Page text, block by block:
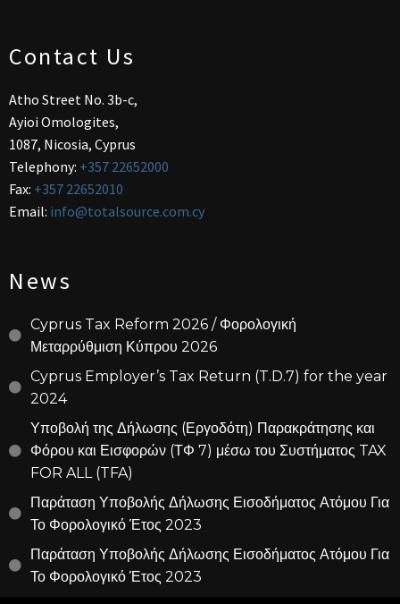
Contact Us
Atho Street No. 3b-c,
Ayioi Omologites,
1087, Nicosia, Cyprus
Telephony: +357 22652000
Fax: +357 22652010
Email: info@totalsource.com.cy
News
Cyprus Tax Reform 2026 / Φορολογική
Μεταρρύθμιση Κύπρου 2026
Cyprus Employer’s Tax Return (T.D.7) for the year
2024
Υποβολή της Δήλωσης (Εργοδότη) Παρακράτησης και
Φόρου και Εισφορών (ΤΦ 7) μέσω του Συστήματος TAX
FOR ALL (TFA)
Παράταση Υποβολής Δήλωσης Εισοδήματος Ατόμου Για
Το Φορολογικό Έτος 2023
Παράταση Υποβολής Δήλωσης Εισοδήματος Ατόμου Για
Το Φορολογικό Έτος 2023